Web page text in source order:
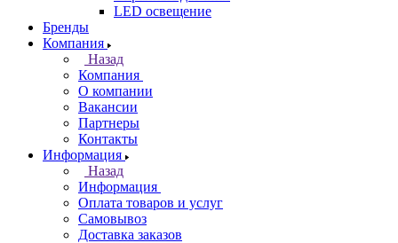
LED освещение
Бренды
Компания
Назад
Компания
О компании
Вакансии
Партнеры
Контакты
Информация
Назад
Информация
Оплата товаров и услуг
Самовывоз
Доставка заказов